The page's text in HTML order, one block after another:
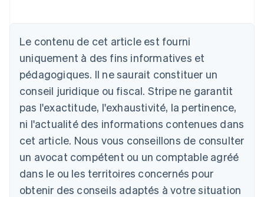
Le contenu de cet article est fourni
uniquement à des fins informatives et
pédagogiques. Il ne saurait constituer un
conseil juridique ou fiscal. Stripe ne garantit
pas l'exactitude, l'exhaustivité, la pertinence,
ni l'actualité des informations contenues dans
cet article. Nous vous conseillons de consulter
un avocat compétent ou un comptable agréé
dans le ou les territoires concernés pour
obtenir des conseils adaptés à votre situation
Australie
Autriche
DeutschEnglish
Belgique
NederlandsFrançais DeutschEnglish
Brésil
PortuguêsEnglish
English
Canada
English Français
Chine continentale
简体中文English